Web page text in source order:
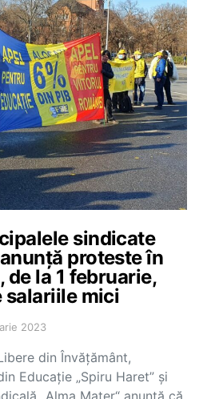
sindicate
proteste în
la 1 februarie,
salariile mici
2023
din Învățământ,
Educație „Spiru Haret” și
„Alma Mater“ anunță că